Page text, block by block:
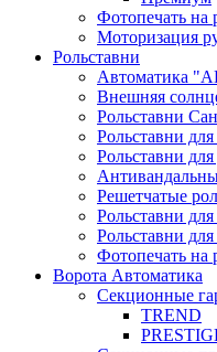
Фотопечать на
Моторизация
Рольставни
Автоматика
Внешняя
Рольставни
Рольставни
Рольставни для
Решетчатые
Рольставни
Рольставни
Фотопечать на
Ворота Автоматика
Секционные
TREND